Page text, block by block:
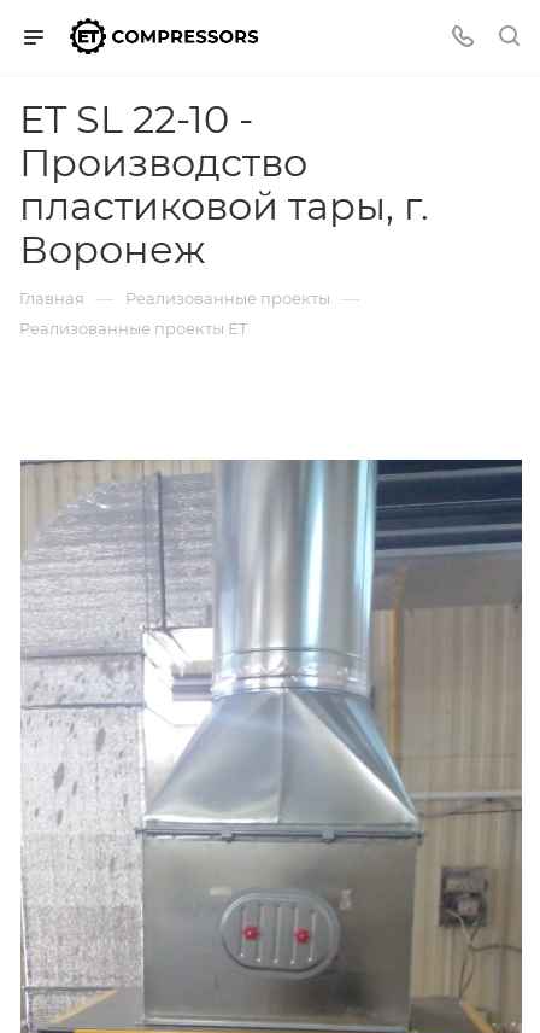
ET SL 22-10 -
Производство
пластиковой тары, г.
Воронеж
Главная — Реализованные проекты —
Реализованные проекты ET